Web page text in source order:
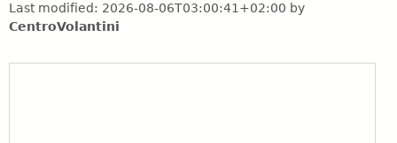
Last modified: 2026-08-06T03:00:41+02:00 by
CentroVolantini